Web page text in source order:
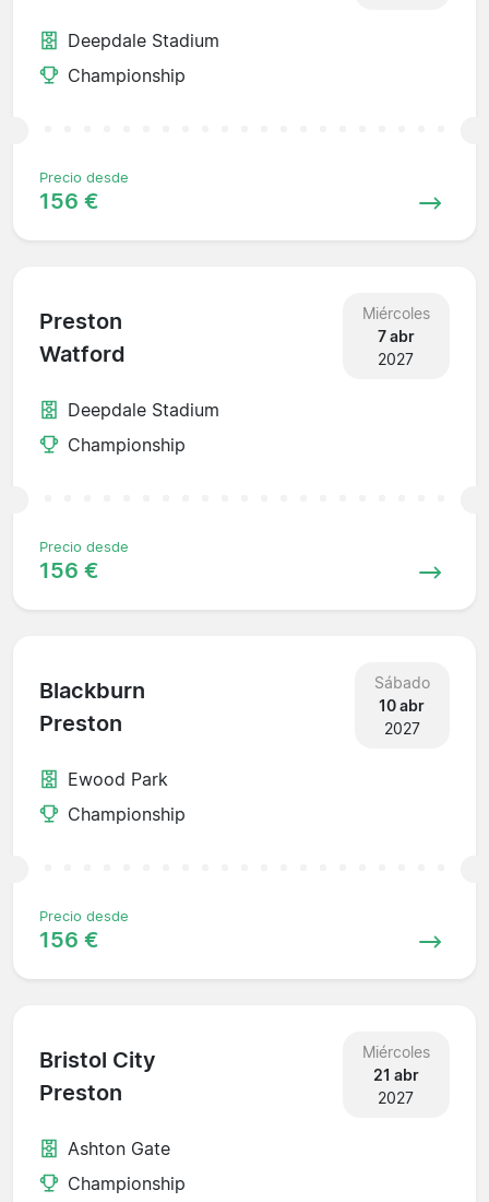
Deepdale Stadium
Championship
Precio desde
156 €
Preston
Watford
Miércoles
7 abr
2027
Deepdale Stadium
Championship
Precio desde
156 €
Blackburn
Preston
Sábado
10 abr
2027
Ewood Park
Championship
Precio desde
156 €
Bristol City
Preston
Miércoles
21 abr
2027
Ashton Gate
Championship